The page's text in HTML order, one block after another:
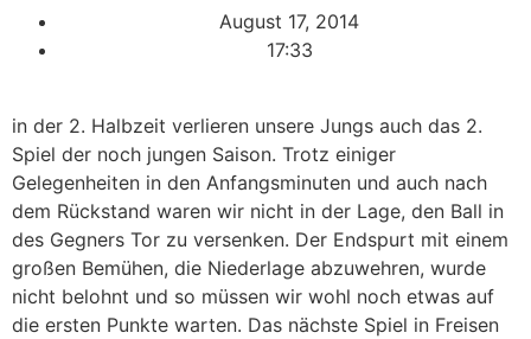
August 17, 2014
17:33
in der 2. Halbzeit verlieren unsere Jungs auch das 2.
Spiel der noch jungen Saison. Trotz einiger
Gelegenheiten in den Anfangsminuten und auch nach
dem Rückstand waren wir nicht in der Lage, den Ball in
des Gegners Tor zu versenken. Der Endspurt mit einem
großen Bemühen, die Niederlage abzuwehren, wurde
nicht belohnt und so müssen wir wohl noch etwas auf
die ersten Punkte warten. Das nächste Spiel in Freisen